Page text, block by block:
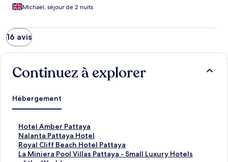
Michael, séjour de 2 nuits
16 avis
Continuez à explorer
Hébergement
Hotel Amber Pattaya
H
o
t
e
Nalanta Pattaya Hotel
N
a
l
Royal Cliff Beach Hotel Pattaya
R
o
La Miniera Pool Villas Pattaya - Small Luxury Hotels
L